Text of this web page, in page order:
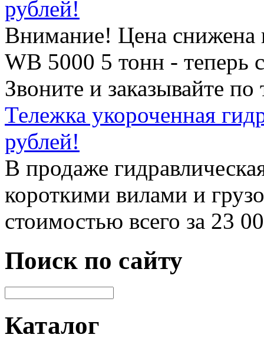
рублей!
Внимание! Цена снижена
WB 5000 5 тонн - теперь
Звоните и заказывайте
Тележка укороченная
рублей!
В продаже
короткими вилами и
стоимостью всего за 23
Поиск по сайту
Каталог